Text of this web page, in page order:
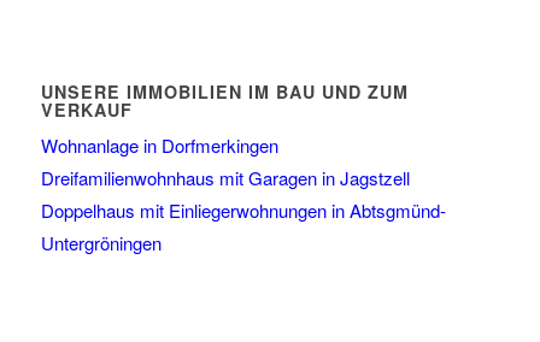
UNSERE IMMOBILIEN IM BAU UND ZUM
VERKAUF
Wohnanlage in Dorfmerkingen
Dreifamilienwohnhaus mit Garagen in Jagstzell
Doppelhaus mit Einliegerwohnungen in Abtsgmünd-
Untergröningen